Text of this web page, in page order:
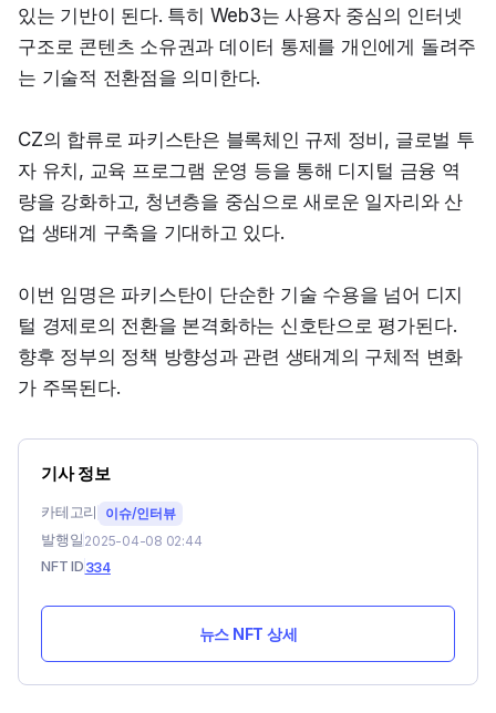
있는 기반이 된다. 특히 Web3는 사용자 중심의 인터넷
구조로 콘텐츠 소유권과 데이터 통제를 개인에게 돌려주
는 기술적 전환점을 의미한다.
CZ의 합류로 파키스탄은 블록체인 규제 정비, 글로벌 투
자 유치, 교육 프로그램 운영 등을 통해 디지털 금융 역
량을 강화하고, 청년층을 중심으로 새로운 일자리와 산
업 생태계 구축을 기대하고 있다.
이번 임명은 파키스탄이 단순한 기술 수용을 넘어 디지
털 경제로의 전환을 본격화하는 신호탄으로 평가된다.
향후 정부의 정책 방향성과 관련 생태계의 구체적 변화
가 주목된다.
기사 정보
카테고리 이슈/인터뷰
발행일 2025-04-08 02:44
NFT ID 334
뉴스 NFT 상세